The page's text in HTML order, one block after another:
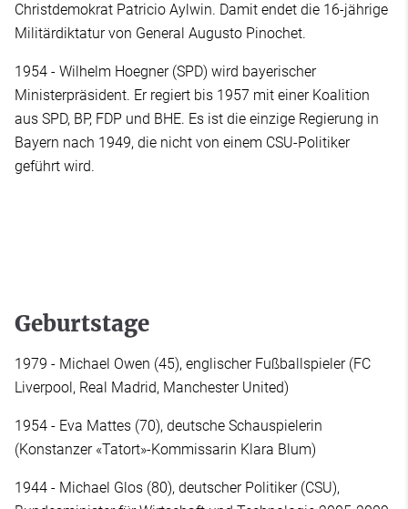
Christdemokrat Patricio Aylwin. Damit endet die 16-jährige
Militärdiktatur von General Augusto Pinochet.
1954 - Wilhelm Hoegner (SPD) wird bayerischer
Ministerpräsident. Er regiert bis 1957 mit einer Koalition
aus SPD, BP, FDP und BHE. Es ist die einzige Regierung in
Bayern nach 1949, die nicht von einem CSU-Politiker
geführt wird.
Geburtstage
1979 - Michael Owen (45), englischer Fußballspieler (FC
Liverpool, Real Madrid, Manchester United)
1954 - Eva Mattes (70), deutsche Schauspielerin
(Konstanzer «Tatort»-Kommissarin Klara Blum)
1944 - Michael Glos (80), deutscher Politiker (CSU),